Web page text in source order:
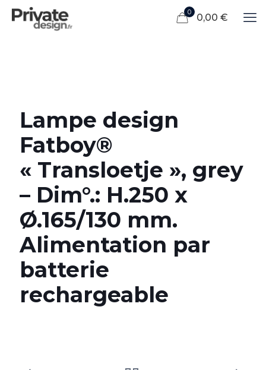
0 0,00 €
Lampe design
Fatboy®
« Transloetje », grey
– Dim°.: H.250 x
Ø.165/130 mm.
Alimentation par
batterie
rechargeable